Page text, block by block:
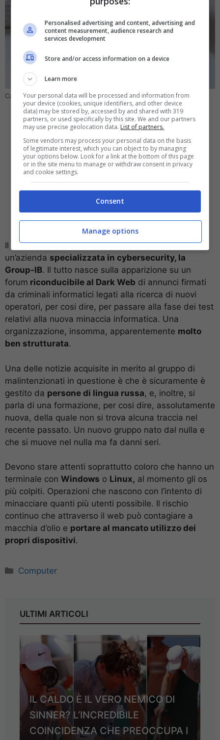
Casi anche in Italia – computeridea.it
Il tutto, è stato scoperto grazie al lavoro di
un’azienda specializzata in cybersecurity, la
Group-IB. Il tutto nasce sulla apparizione su un
forum riconducibile al Dark Web di annunci firmati
da criminali informatici legati alla ricerca di nuovi
operatori, per cosi dire, per passare alla fase dei test
relativi alla nuova minaccia informatica. Una
organizzazione, insomma, apparentemente molto
ben strutturata.
Una delle notizie acquisite in merito al gruppo di
malintenzionati in questione è che è sicuramente è
gestito da persone di lingua russa, e, inoltre, si
parla di una formazione, per cosi dire, assolutamente
nuova, della quale non si trova alcuna traccia nel
recente passato. Un nuovo gruppo nato dal nulla e
che si muove nel nulla ma fa danni seri.
Devono stare attenti soprattutto coloro che hanno un
terminale con Windows o Linux, al momento gli os
più colpiti. Operazioni che nascono con l’intento di
minacciare quanti più utenti possibile. Il rischio
continuo che attraverso il web può contagiare a
macchia d’olio e portare al mancato utilizzo dei
propri dispositivi.
Categorie
Computer
ULTIMI ARTICOLI
IL CALDO È IL VERO NEMICO DI
SINNER? L’INCREDIBILE
COINCIDENZA CHE PREOCCUPA I
Personalised advertising and content, advertising and
content measurement, audience research and
services development
Store and/or access information on a device
Learn more
Your personal data will be processed and information from
your device (cookies, unique identifiers, and other device
data) may be stored by, accessed by and shared with 319
partners, or used specifically by this site. We and our partners
may use precise geolocation data. List of partners.
Some vendors may process your personal data on the basis
of legitimate interest, which you can object to by managing
your options below. Look for a link at the bottom of this page
or in the site menu to manage or withdraw consent in privacy
and cookie settings.
Consent
Manage options